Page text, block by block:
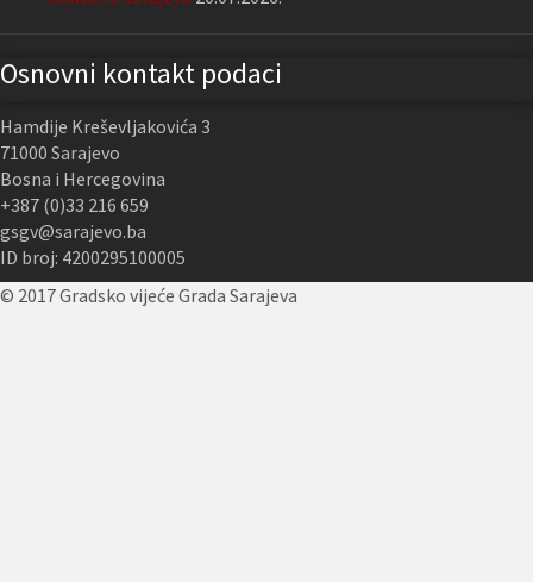
Osnovni kontakt podaci
Hamdije Kreševljakovića 3
71000 Sarajevo
Bosna i Hercegovina
+387 (0)33 216 659
gsgv@sarajevo.ba
ID broj: 4200295100005
© 2017 Gradsko vijeće Grada Sarajeva